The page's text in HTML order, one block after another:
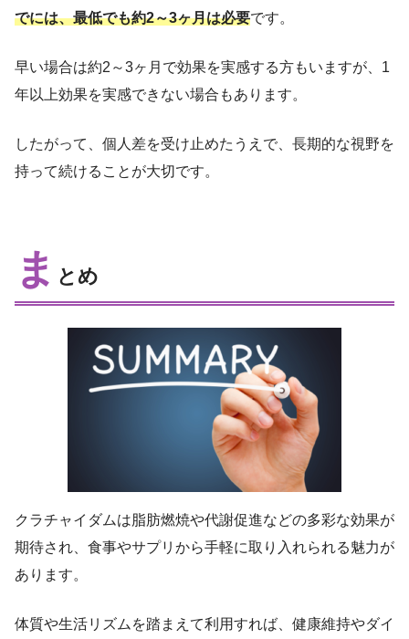
でには、最低でも約2～3ヶ月は必要です。
早い場合は約2～3ヶ月で効果を実感する方もいますが、1
年以上効果を実感できない場合もあります。
したがって、個人差を受け止めたうえで、長期的な視野を
持って続けることが大切です。
ま とめ
クラチャイダムは脂肪燃焼や代謝促進などの多彩な効果が
期待され、食事やサプリから手軽に取り入れられる魅力が
あります。
体質や生活リズムを踏まえて利用すれば、健康維持やダイ